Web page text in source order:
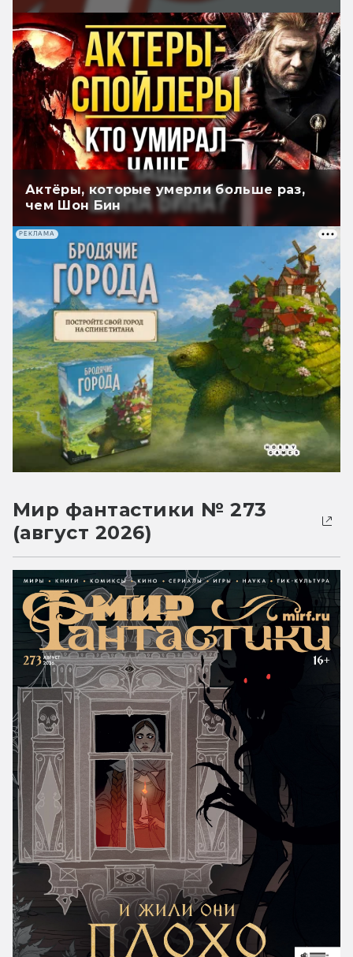
Актёры, которые умерли больше раз,
чем Шон Бин
РЕКЛАМА
Мир фантастики № 273
(август 2026)